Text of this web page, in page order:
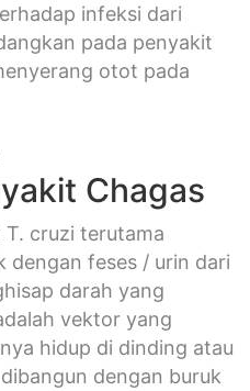
infeksi dari
pada penyakit
otot pada
Chagas
T. cruzi terutama
dengan feses / urin dari
darah yang
vektor yang
hidup di dinding atau
dengan buruk